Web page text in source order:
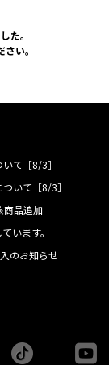
た。
い。
て［8/3］
いて［8/3］
商品追加
います。
のお知らせ
tiktok